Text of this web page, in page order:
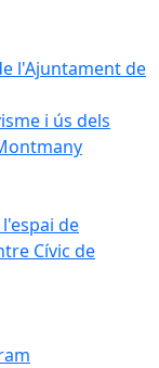
l'Ajuntament de
i ús dels
de
Cívic de